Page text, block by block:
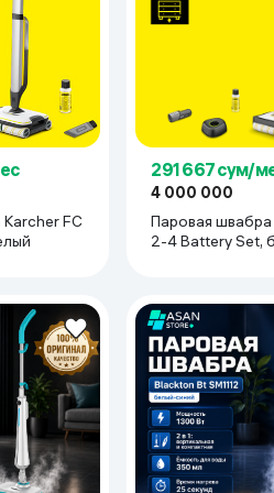
реальности
FC
291 667 сум/
4 000 000
Паровая швабра
2-4 Battery Set,